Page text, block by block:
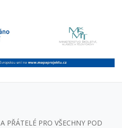
PŘÁTELÉ PRO VŠECHNY POD